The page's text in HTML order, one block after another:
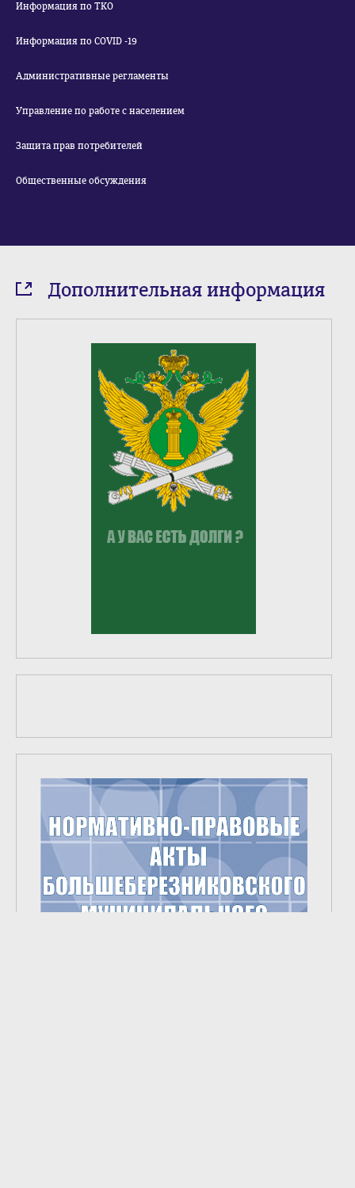
Информация по ТКО
Информация по COVID -19
Административные регламенты
Управление по работе с населением
Защита прав потребителей
Общественные обсуждения
Дополнительная информация